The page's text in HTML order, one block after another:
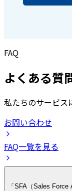
FAQ
よくある質
私たちのサービス
お問い合わせ
FAQ一覧を見る
「SFA（Sales